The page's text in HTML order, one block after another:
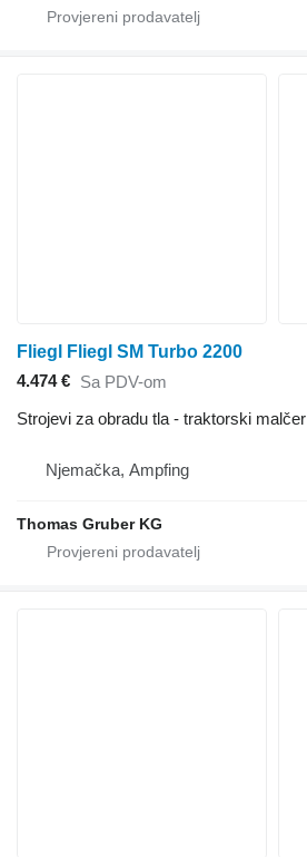
Fliegl Fliegl SM Turbo 2200
4.474 € Sa PDV-om
Strojevi za obradu tla - traktorski malčer
Njemačka, Ampfing
Thomas Gruber KG